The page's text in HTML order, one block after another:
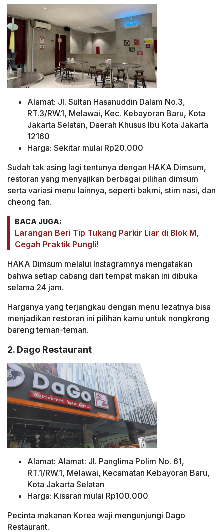
Alamat: Jl. Sultan Hasanuddin Dalam No.3,
RT.3/RW.1, Melawai, Kec. Kebayoran Baru, Kota
Jakarta Selatan, Daerah Khusus Ibu Kota Jakarta
12160
Harga: Sekitar mulai Rp20.000
Sudah tak asing lagi tentunya dengan HAKA Dimsum,
restoran yang menyajikan berbagai pilihan dimsum
serta variasi menu lainnya, seperti bakmi, stim nasi, dan
cheong fan.
BACA JUGA:
Larangan Beri Tip Tukang Parkir Liar di Blok M,
Cegah Praktik Pungli!
HAKA Dimsum melalui Instagramnya mengatakan
bahwa setiap cabang dari tempat makan ini dibuka
selama 24 jam.
Harganya yang terjangkau dengan menu lezatnya bisa
menjadikan restoran ini pilihan kamu untuk nongkrong
bareng teman-teman.
2. Dago Restaurant
Alamat: Alamat: Jl. Panglima Polim No. 61,
RT.1/RW.1, Melawai, Kecamatan Kebayoran Baru,
Kota Jakarta Selatan
Harga: Kisaran mulai Rp100.000
Pecinta makanan Korea waji mengunjungi Dago
Restaurant.